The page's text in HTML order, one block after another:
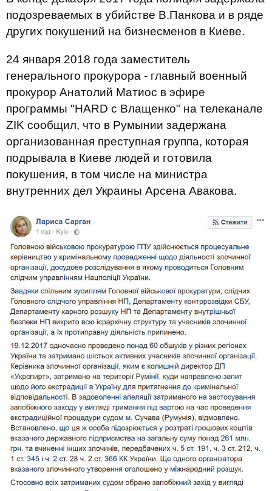
подозреваемых в убийстве В.Панкова и в ряде
других покушений на бизнесменов в Киеве.
24 января 2018 года заместитель
генерального прокурора - главный военный
прокурор Анатолий Матиос в эфире
программы "HARD с Влащенко" на телеканале
ZIK сообщил, что в Румынии задержана
организованная преступная группа, которая
подрывала в Киеве людей и готовила
покушения, в том числе на министра
внутренних дел Украины Арсена Авакова.